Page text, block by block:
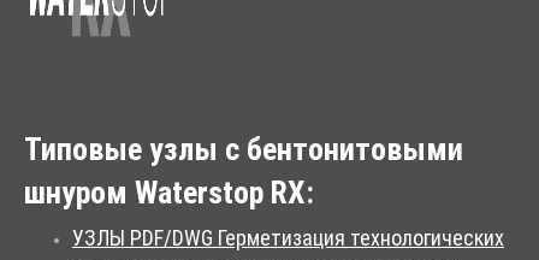
Типовые узлы с бентонитовыми
шнуром Waterstop RX:
УЗЛЫ PDF/DWG Герметизация технологических